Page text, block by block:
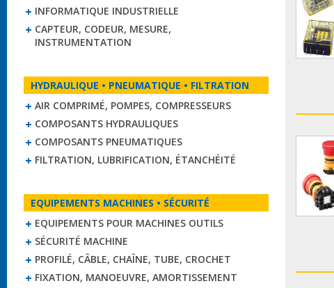
INFORMATIQUE INDUSTRIELLE
CAPTEUR, CODEUR, MESURE,
INSTRUMENTATION
HYDRAULIQUE • PNEUMATIQUE • FILTRATION
AIR COMPRIMÉ, POMPES, COMPRESSEURS
COMPOSANTS HYDRAULIQUES
COMPOSANTS PNEUMATIQUES
FILTRATION, LUBRIFICATION, ÉTANCHÉITÉ
EQUIPEMENTS MACHINES • SÉCURITÉ
EQUIPEMENTS POUR MACHINES OUTILS
SÉCURITÉ MACHINE
PROFILÉ, CÂBLE, CHAÎNE, TUBE, CROCHET
FIXATION, MANOEUVRE, AMORTISSEMENT